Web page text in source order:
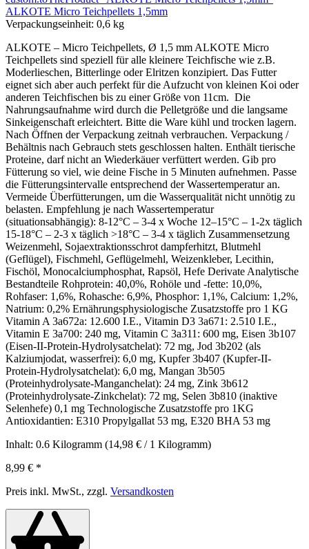
ALKOTE Micro Teichpellets 1,5mm
Verpackungseinheit: 0,6 kg
ALKOTE – Micro Teichpellets, Ø 1,5 mm ALKOTE Micro
Teichpellets sind speziell für alle kleinere Teichfische wie z.B.
Moderlieschen, Bitterlinge oder Elritzen konzipiert. Das Futter
eignet sich aber auch perfekt für die Aufzucht von kleinen Koi oder
anderen Teichfischen bis zu einer Größe von 11cm. Die
Nahrungsaufnahme wird durch die Pelletgröße und die langsame
Sinkeigenschaft erleichtert. Bitte die Ware kühl und trocken lagern.
Nach Öffnen der Verpackung zeitnah verbrauchen. Verpackung /
Behältnis nach Gebrauch stets geschlossen halten. Enthält tierische
Proteine, darf nicht an Wiederkäuer verfüttert werden. Gib pro
Fütterung so viel, wie deine Fische in 5 Minuten aufnehmen. Passe
die Fütterungsintervalle entsprechend der Wassertemperatur an.
Vermeide Überfütterungen, um die Wasserqualität nicht unnötig zu
belasten. Empfehlung je nach Wassertemperatur
(situationsabhängig): 8-12°C – 3-4 x Woche 12–15°C – 1-2x täglich
15-18°C – 2-3 x täglich >18°C – 3-4 x täglich Zusammensetzung
Weizenmehl, Sojaextraktionsschrot dampferhitzt, Blutmehl
(Geflügel), Fischmehl, Geflügelmehl, Weizenkleber, Lecithin,
Fischöl, Monocalciumphosphat, Rapsöl, Hefe Derivate Analytische
Bestandteile Rohprotein: 40,0%, Rohöle und -fette: 10,0%,
Rohfaser: 1,6%, Rohasche: 6,9%, Phosphor: 1,1%, Calcium: 1,2%,
Natrium: 0,2% Ernährungsphysiologische Zusatzstoffe pro 1 KG
Vitamin A 3a672a: 12.600 I.E., Vitamin D3 3a671: 2.510 I.E.,
Vitamin E 3a700: 240 mg, Vitamin C 3a311: 600 mg, Eisen 3b107
(Eisen-II-Protein-Hydrolysatchelat): 72 mg, Jod 3b202 (als
Kalziumjodat, wasserfrei): 6,0 mg, Kupfer 3b407 (Kupfer-II-
Protein-Hydrolysatchelat): 6,0 mg, Mangan 3b505
(Proteinhydrolysate-Manganchelat): 24 mg, Zink 3b612
(Proteinhydrolysate-Zinkchelat): 72 mg, Selen 3b810 (inaktive
Selenhefe) 0,1 mg Technologische Zusatzstoffe pro 1KG
Antioxidantien: E310 Propylgallat 53 mg, E320 BHA 53 mg
Inhalt: 0.6 Kilogramm (14,98 € / 1 Kilogramm)
8,99 € *
Preis inkl. MwSt., zzgl. Versandkosten